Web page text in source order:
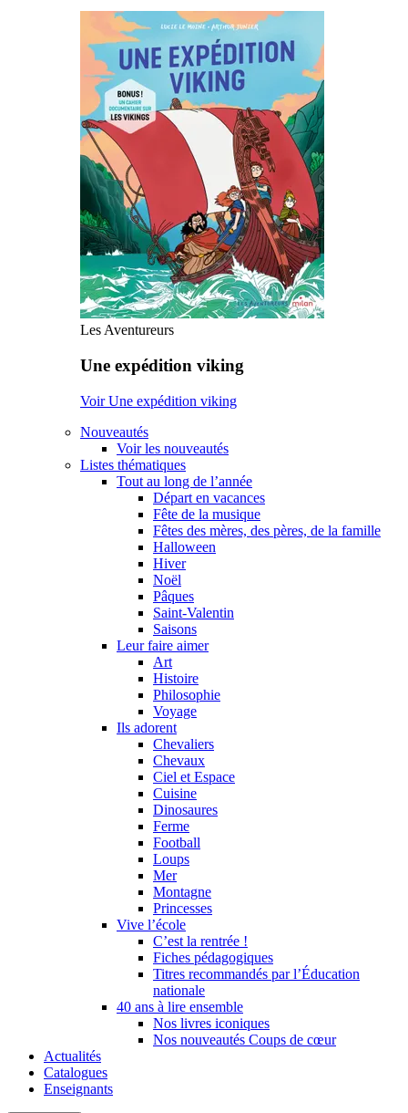
Les Aventureurs
Une expédition viking
Voir Une expédition viking
Nouveautés
Voir les nouveautés
Listes thématiques
Tout au long de l’année
Départ en vacances
Fête de la musique
Fêtes des mères, des pères, de la famille
Halloween
Hiver
Noël
Pâques
Saint-Valentin
Saisons
Leur faire aimer
Art
Histoire
Philosophie
Voyage
Ils adorent
Chevaliers
Chevaux
Ciel et Espace
Cuisine
Dinosaures
Ferme
Football
Loups
Mer
Montagne
Princesses
Vive l’école
C’est la rentrée !
Fiches pédagogiques
Titres recommandés par l’Éducation
nationale
40 ans à lire ensemble
Nos livres iconiques
Nos nouveautés Coups de cœur
Actualités
Catalogues
Enseignants